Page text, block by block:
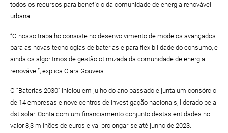
todos os recursos para benefício da comunidade de energia renovável
urbana.
“O nosso trabalho consiste no desenvolvimento de modelos avançados
para as novas tecnologias de baterias e para flexibilidade do consumo, e
ainda os algoritmos de gestão otimizada da comunidade de energia
renovável”, explica Clara Gouveia.
O “Baterias 2030” iniciou em julho do ano passado e junta um consórcio
de 14 empresas e nove centros de investigação nacionais, liderado pela
dst solar. Conta com um financiamento conjunto destas entidades no
valor 8,3 milhões de euros e vai prolongar-se até junho de 2023.